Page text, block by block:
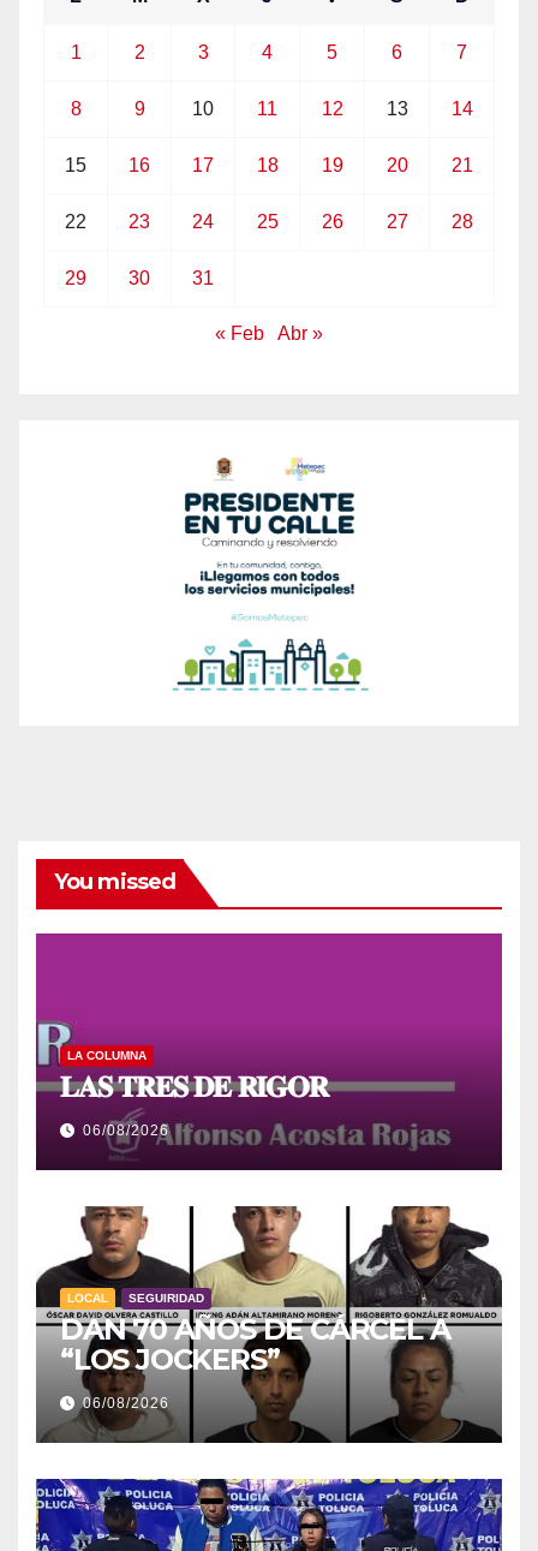
1 2 3 4 5 6 7
8 9 10 11 12 13 14
15 16 17 18 19 20 21
22 23 24 25 26 27 28
29 30 31
« Feb Abr »
You missed
LA COLUMNA
𝐋𝐀𝐒 𝐓𝐑𝐄𝐒 𝐃𝐄 𝐑𝐈𝐆𝐎𝐑
06/08/2026
LOCAL SEGUIRIDAD
DAN 70 AÑOS DE CÁRCEL A
“LOS JOCKERS”
06/08/2026